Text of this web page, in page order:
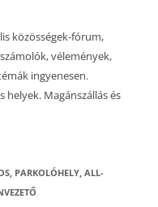
közösségek-fórum,
vélemények,
ingyenesen.
Magánszállás és
PARKOLÓHELY, ALL-